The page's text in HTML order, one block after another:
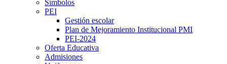
Símbolos
PEI
Gestión escolar
Plan de Mejoramiento Institucional PMI
PEI-2024
Oferta Educativa
Admisiones